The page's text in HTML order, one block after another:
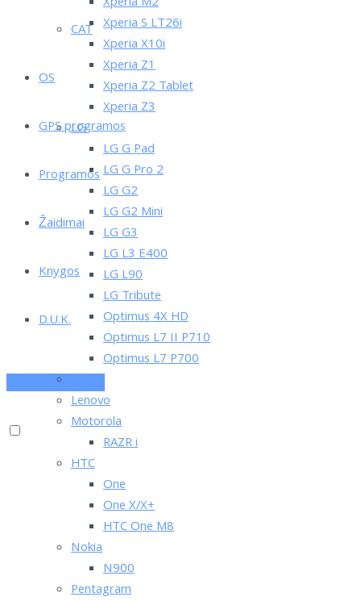
CAT
OS
GPS programos
Programos
Žaidimai
Knygos
D.U.K.
PRENUMERUOK
Xperia S LT26i
Xperia X10i
Xperia Z1
Xperia Z2 Tablet
Xperia Z3
LG
LG G Pad
LG G Pro 2
LG G2
LG G2 Mini
LG G3
LG L3 E400
LG L90
LG Tribute
Optimus 4X HD
Optimus L7 II P710
Optimus L7 P700
Lenovo
Motorola
RAZR i
HTC
One
One X/X+
HTC One M8
Nokia
N900
Pentagram